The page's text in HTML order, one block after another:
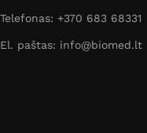
Telefonas: +370 683 68331
El. paštas: info@biomed.lt